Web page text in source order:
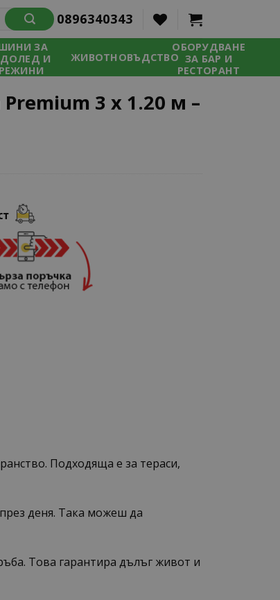
0896340343
ЗА
И
ЖИВОТНОВЪДСТВО
ОБОРУДВАНЕ
ЗА БАР И
РЕСТОРАНТ
3 x 1.20 м –
Подходяща е за тераси,
деня. Така можеш да
Това гарантира дълъг живот и